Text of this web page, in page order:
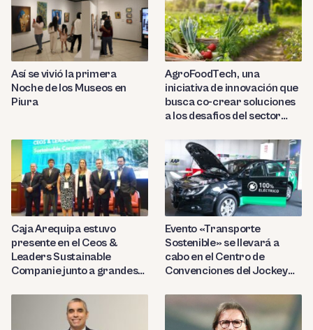
Así se vivió la primera
Noche de los Museos en
Piura
AgroFoodTech, una
iniciativa de innovación que
busca co-crear soluciones
a los desafios del sector
Caja Arequipa estuvo
presente en el Ceos &
Leaders Sustainable
Companie junto a grandes
Evento «Transporte
Sostenible» se llevará a
cabo en el Centro de
Convenciones del Jockey